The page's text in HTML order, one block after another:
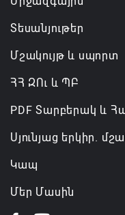
Տեսանյութեր
Մշակույթ և սպորտ
ՀՀ ԶՈւ և ՊԲ
PDF Տարբերակ և
Սյունյաց երկիր.
Կապ
Մեր Մասին